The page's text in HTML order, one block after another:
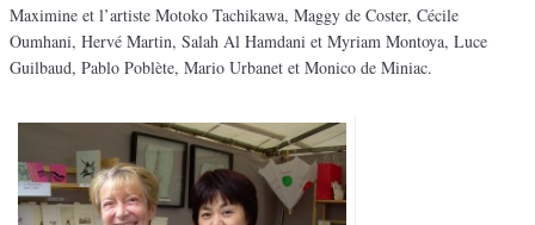
Maximine et l’artiste Motoko Tachikawa, Maggy de Coster, Cécile
Oumhani, Hervé Martin, Salah Al Hamdani et Myriam Montoya, Luce
Guilbaud, Pablo Poblète, Mario Urbanet et Monico de Miniac.